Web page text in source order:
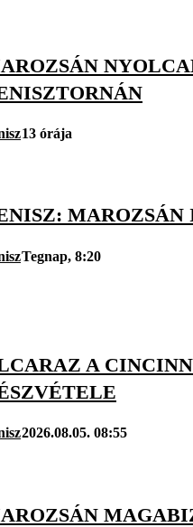
13 órája
Tegnap, 8:20
A
2026.08.05. 08:55